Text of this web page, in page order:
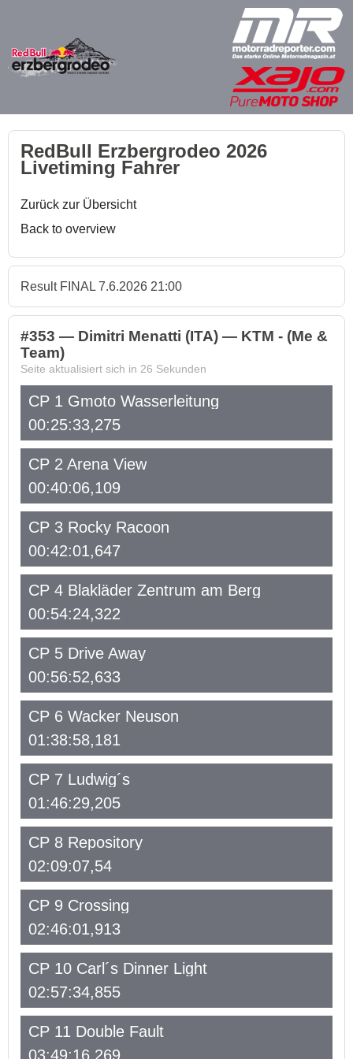
RedBull Erzbergrodeo 2026
Livetiming Fahrer
Zurück zur Übersicht
Back to overview
Result FINAL 7.6.2026 21:00
#353 — Dimitri Menatti (ITA) — KTM - (Me &
Team)
Seite aktualisiert sich in 26 Sekunden
CP 1 Gmoto Wasserleitung
00:25:33,275
CP 2 Arena View
00:40:06,109
CP 3 Rocky Racoon
00:42:01,647
CP 4 Blakläder Zentrum am Berg
00:54:24,322
CP 5 Drive Away
00:56:52,633
CP 6 Wacker Neuson
01:38:58,181
CP 7 Ludwig´s
01:46:29,205
CP 8 Repository
02:09:07,54
CP 9 Crossing
02:46:01,913
CP 10 Carl´s Dinner Light
02:57:34,855
CP 11 Double Fault
03:49:16,269